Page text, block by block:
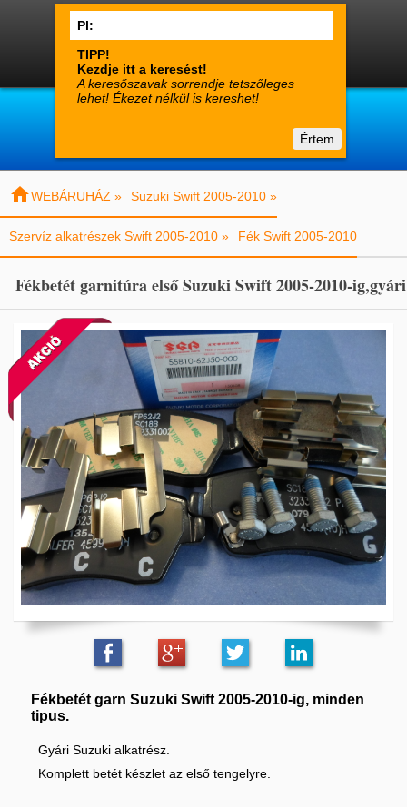
 suzuki-alkatreszek.hu
Kapcsolat
Értem
Termékek 
WEBÁRUHÁZ » Suzuki Swift 2005-2010 »
Szervíz alkatrészek Swift 2005-2010 » Fék Swift 2005-2010
Fékbetét garnitúra első Suzuki Swift 2005-2010-ig,gyári
Fékbetét garn Suzuki Swift 2005-2010-ig, minden
tipus.
Gyári Suzuki alkatrész.
Komplett betét készlet az első tengelyre.